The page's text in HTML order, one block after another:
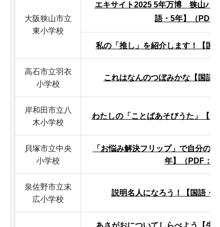
大阪狭山市立
東小学校
エキサイト2025 5年万博 狭山パ
語・5年】（PDF
私の「推し」を紹介します！【国
高石市立羽衣
小学校
これはなんのつぼみかな【国語
岸和田市立八
木小学校
わたしの「ことばあそびうた」【
貝塚市立中央
小学校
「お悩み解決フリップ」で自分の
年】（PDF：
泉佐野市立末
広小学校
説明名人になろう！【国語・
あさがおについてしらべよう【生